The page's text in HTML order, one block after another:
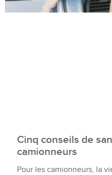
Cinq conseils de
camionneurs
Pour les camionneurs, la